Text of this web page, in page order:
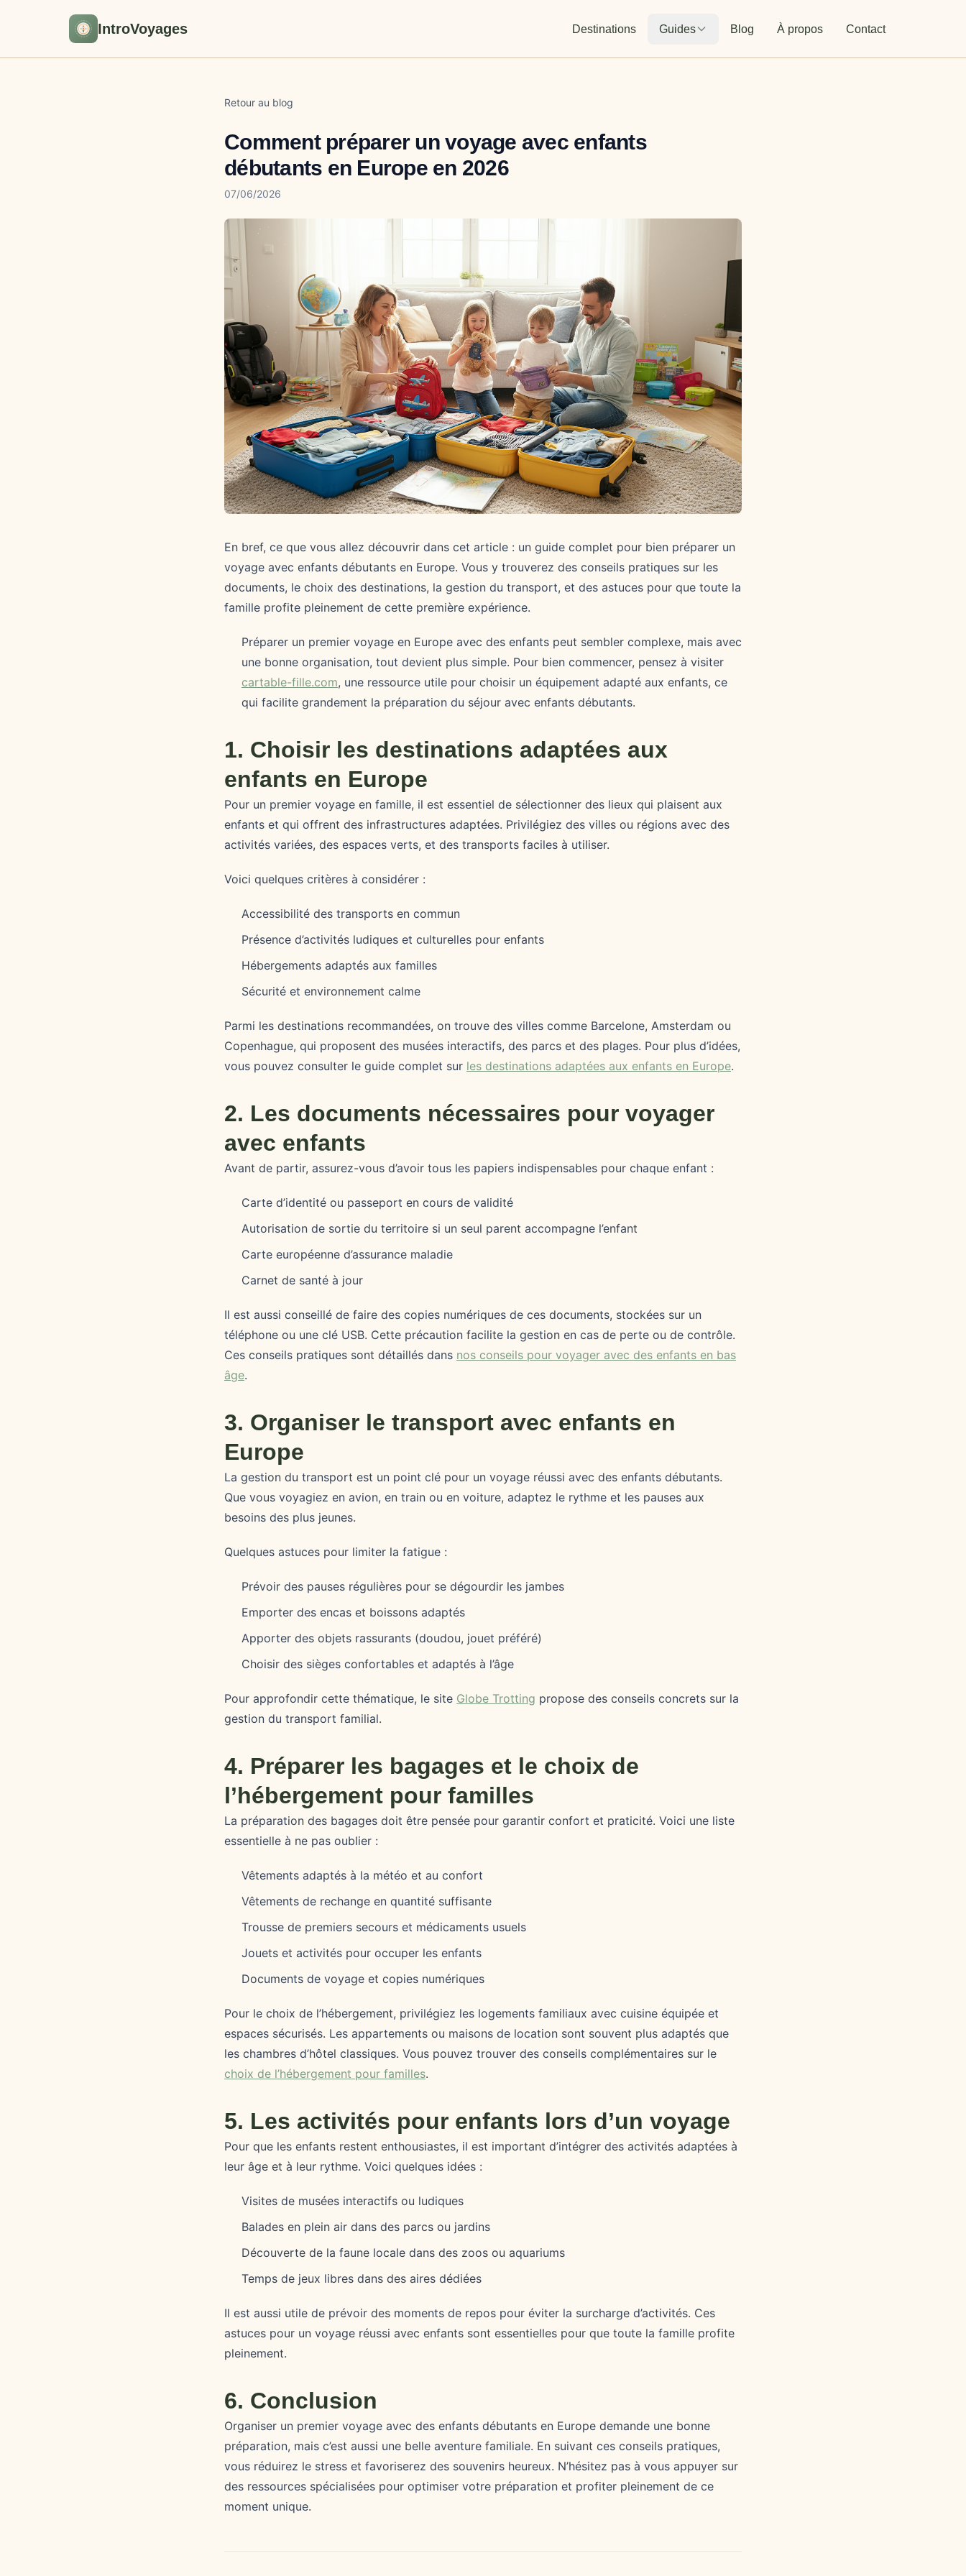
IntroVoyages Destinations Guides Blog À propos Contact
Retour au blog
Comment préparer un voyage avec enfants
débutants en Europe en 2026
07/06/2026
En bref, ce que vous allez découvrir dans cet article : un guide complet pour bien préparer un
voyage avec enfants débutants en Europe. Vous y trouverez des conseils pratiques sur les
documents, le choix des destinations, la gestion du transport, et des astuces pour que toute la
famille profite pleinement de cette première expérience.
Préparer un premier voyage en Europe avec des enfants peut sembler complexe, mais avec
une bonne organisation, tout devient plus simple. Pour bien commencer, pensez à visiter
cartable-fille.com, une ressource utile pour choisir un équipement adapté aux enfants, ce
qui facilite grandement la préparation du séjour avec enfants débutants.
1. Choisir les destinations adaptées aux
enfants en Europe
Pour un premier voyage en famille, il est essentiel de sélectionner des lieux qui plaisent aux
enfants et qui offrent des infrastructures adaptées. Privilégiez des villes ou régions avec des
activités variées, des espaces verts, et des transports faciles à utiliser.
Voici quelques critères à considérer :
Accessibilité des transports en commun
Présence d’activités ludiques et culturelles pour enfants
Hébergements adaptés aux familles
Sécurité et environnement calme
Parmi les destinations recommandées, on trouve des villes comme Barcelone, Amsterdam ou
Copenhague, qui proposent des musées interactifs, des parcs et des plages. Pour plus d’idées,
vous pouvez consulter le guide complet sur les destinations adaptées aux enfants en Europe.
2. Les documents nécessaires pour voyager
avec enfants
Avant de partir, assurez-vous d’avoir tous les papiers indispensables pour chaque enfant :
Carte d’identité ou passeport en cours de validité
Autorisation de sortie du territoire si un seul parent accompagne l’enfant
Carte européenne d’assurance maladie
Carnet de santé à jour
Il est aussi conseillé de faire des copies numériques de ces documents, stockées sur un
téléphone ou une clé USB. Cette précaution facilite la gestion en cas de perte ou de contrôle.
Ces conseils pratiques sont détaillés dans nos conseils pour voyager avec des enfants en bas
âge.
3. Organiser le transport avec enfants en
Europe
La gestion du transport est un point clé pour un voyage réussi avec des enfants débutants.
Que vous voyagiez en avion, en train ou en voiture, adaptez le rythme et les pauses aux
besoins des plus jeunes.
Quelques astuces pour limiter la fatigue :
Prévoir des pauses régulières pour se dégourdir les jambes
Emporter des encas et boissons adaptés
Apporter des objets rassurants (doudou, jouet préféré)
Choisir des sièges confortables et adaptés à l’âge
Pour approfondir cette thématique, le site Globe Trotting propose des conseils concrets sur la
gestion du transport familial.
4. Préparer les bagages et le choix de
l’hébergement pour familles
La préparation des bagages doit être pensée pour garantir confort et praticité. Voici une liste
essentielle à ne pas oublier :
Vêtements adaptés à la météo et au confort
Vêtements de rechange en quantité suffisante
Trousse de premiers secours et médicaments usuels
Jouets et activités pour occuper les enfants
Documents de voyage et copies numériques
Pour le choix de l’hébergement, privilégiez les logements familiaux avec cuisine équipée et
espaces sécurisés. Les appartements ou maisons de location sont souvent plus adaptés que
les chambres d’hôtel classiques. Vous pouvez trouver des conseils complémentaires sur le
choix de l’hébergement pour familles.
5. Les activités pour enfants lors d’un voyage
Pour que les enfants restent enthousiastes, il est important d’intégrer des activités adaptées à
leur âge et à leur rythme. Voici quelques idées :
Visites de musées interactifs ou ludiques
Balades en plein air dans des parcs ou jardins
Découverte de la faune locale dans des zoos ou aquariums
Temps de jeux libres dans des aires dédiées
Il est aussi utile de prévoir des moments de repos pour éviter la surcharge d’activités. Ces
astuces pour un voyage réussi avec enfants sont essentielles pour que toute la famille profite
pleinement.
6. Conclusion
Organiser un premier voyage avec des enfants débutants en Europe demande une bonne
préparation, mais c’est aussi une belle aventure familiale. En suivant ces conseils pratiques,
vous réduirez le stress et favoriserez des souvenirs heureux. N’hésitez pas à vous appuyer sur
des ressources spécialisées pour optimiser votre préparation et profiter pleinement de ce
moment unique.